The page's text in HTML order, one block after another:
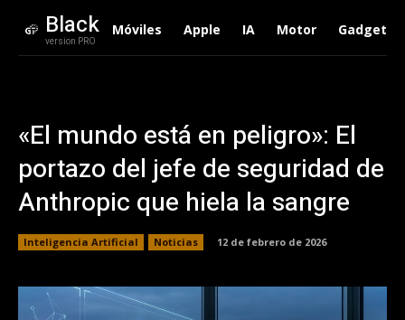
Black
version PRO
Móviles Apple IA Motor Gadgets
«El mundo está en peligro»: El
portazo del jefe de seguridad de
Anthropic que hiela la sangre
Inteligencia Artificial Noticias 12 de febrero de 2026